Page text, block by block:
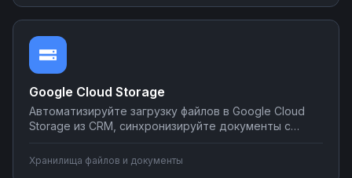
программирования на платформе Nodul.
Google Cloud Storage
Автоматизируйте загрузку файлов в Google Cloud
Storage из CRM, синхронизируйте документы с
уведомления о новых файлах в мессенджеры.
Создавайте интеграции облачного хранилища без
Хранилища файлов и документы